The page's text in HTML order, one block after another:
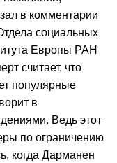
в комментарии
социальных
Европы РАН
считает, что
популярные
в
Ведь этот
по ограничению
когда Дарманен